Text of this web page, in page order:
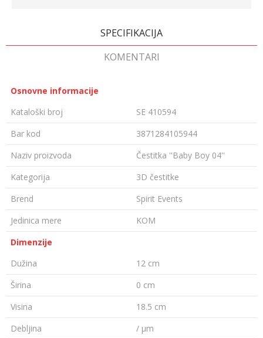
SPECIFIKACIJA
KOMENTARI
Osnovne informacije
Kataloški broj
SE 410594
Bar kod
3871284105944
Naziv proizvoda
Čestitka ''Baby Boy 04''
Kategorija
3D čestitke
Brend
Spirit Events
Jedinica mere
KOM
Dimenzije
Dužina
12 cm
Širina
0 cm
Visina
18.5 cm
Debljina
/ µm